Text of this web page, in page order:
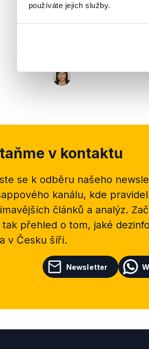
používáte jejich služby.
v kontaktu
se k odběru našeho
kanálu, kde
článků a analýz.
tak přehled o tom, jaké
v Česku šíří.
Newsletter